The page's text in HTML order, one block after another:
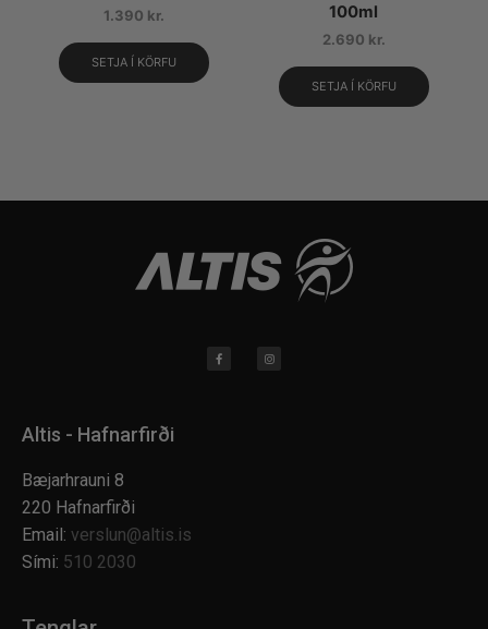
1.390 kr.
SETJA Í KÖRFU
100ml
2.690 kr.
SETJA Í KÖRFU
Altis - Hafnarfirði
Bæjarhrauni 8
220 Hafnarfirði
Email: verslun@altis.is
Sími: 510 2030